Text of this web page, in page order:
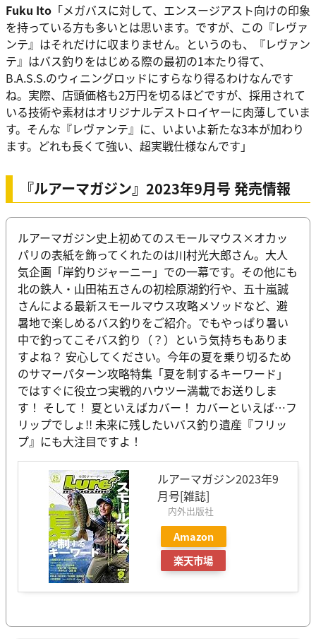
Fuku Ito 「メガバスに対して、エンスージアスト向けの印象
を持っている方も多いとは思います。ですが、この『レヴァ
ンテ』はそれだけに収まりません。というのも、『レヴァン
テ』はバス釣りをはじめる際の最初の1本たり得て、
B.A.S.S.のウィニングロッドにすらなり得るわけなんです
ね。実際、店頭価格も2万円を切るほどですが、採用されて
いる技術や素材はオリジナルデストロイヤーに肉薄していま
す。そんな『レヴァンテ』に、いよいよ新たな3本が加わり
ます。どれも長くて強い、超実戦仕様なんです」
『ルアーマガジン』2023年9月号 発売情報
ルアーマガジン史上初めてのスモールマウス×オカッ
パリの表紙を飾ってくれたのは川村光大郎さん。大人
気企画「岸釣りジャーニー」での一幕です。その他にも
北の鉄人・山田祐五さんの初桧原湖釣行や、五十嵐誠
さんによる最新スモールマウス攻略メソッドなど、避
暑地で楽しめるバス釣りをご紹介。でもやっぱり暑い
中で釣ってこそバス釣り（？）という気持ちもありま
すよね？ 安心してください。今年の夏を乗り切るため
のサマーパターン攻略特集「夏を制するキーワード」
ではすぐに役立つ実戦的ハウツー満載でお送りしま
す！ そして！ 夏といえばカバー！ カバーといえば…フ
リップでしょ!! 未来に残したいバス釣り遺産『フリッ
プ』にも大注目ですよ！
ルアーマガジン2023年9
月号[雑誌]
内外出版社
Amazon
楽天市場